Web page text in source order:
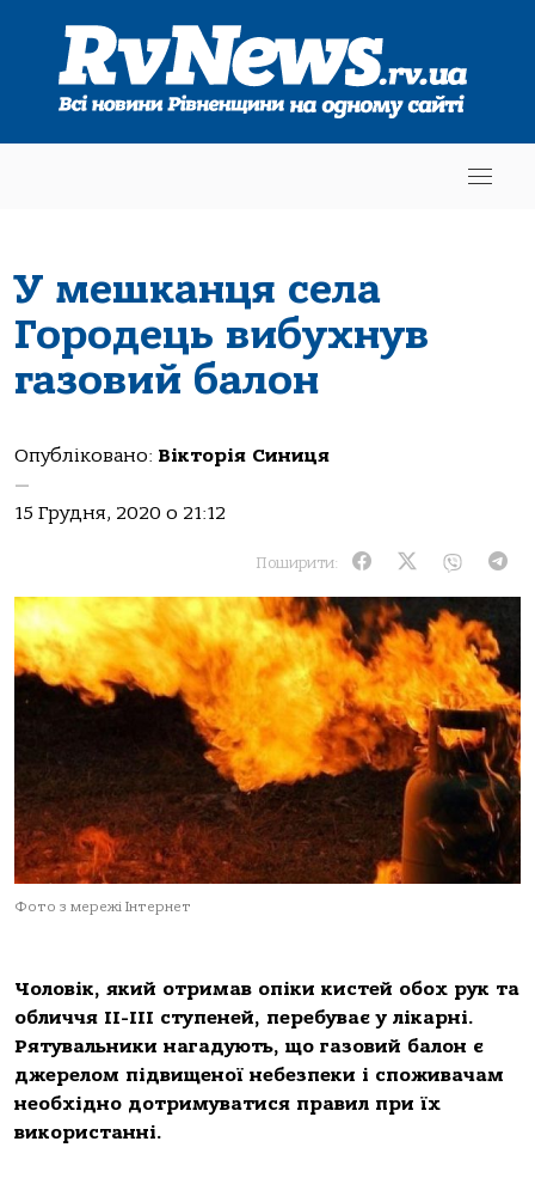
У мешканця села
Городець вибухнув
газовий балон
Опубліковано: Вікторія Синиця
—
15 Грудня, 2020 о 21:12
Поширити:
Фото з мережі Інтернет
Чоловік, який отримав опіки кистей обох рук та
обличчя ІІ-ІІІ ступеней, перебуває у лікарні.
Рятувальники нагадують, що газовий балон є
джерелом підвищеної небезпеки і споживачам
необхідно дотримуватися правил при їх
використанні.